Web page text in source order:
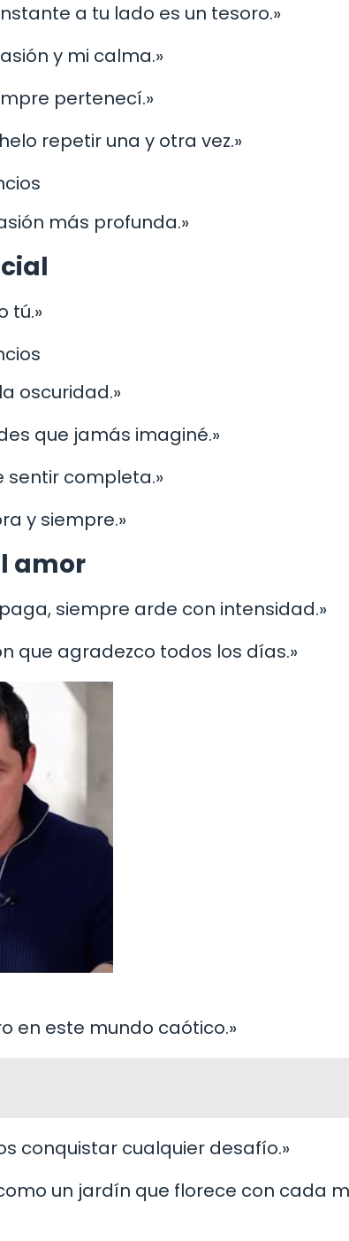
a tu lado es un tesoro.»
y mi calma.»
pertenecí.»
repetir una y otra vez.»
más profunda.»
tú.»
oscuridad.»
que jamás imaginé.»
sentir completa.»
y siempre.»
amor
siempre arde con intensidad.»
que agradezco todos los días.»
en este mundo caótico.»
conquistar cualquier desafío.»
un jardín que florece con cada